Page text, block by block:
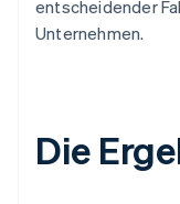
entscheidender
Unternehmen.
Die